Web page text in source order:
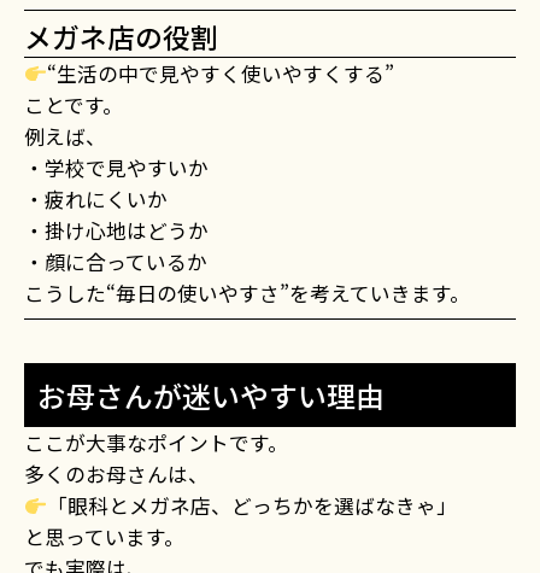
メガネ店の役割
“生活の中で見やすく使いやすくする”
ことです。
例えば、
・学校で見やすいか
・疲れにくいか
・掛け心地はどうか
・顔に合っているか
こうした“毎日の使いやすさ”を考えていきます。
お母さんが迷いやすい理由
ここが大事なポイントです。
多くのお母さんは、
「眼科とメガネ店、どっちかを選ばなきゃ」
と思っています。